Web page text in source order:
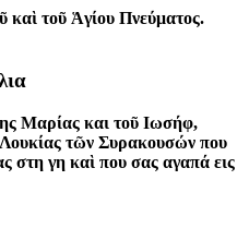
καὶ τοῦ Ἁγίου Πνεύματος.
Μαρίας και τοῦ Ιωσήφ,
Λουκίας τῶν Συρακουσών που
στη γη καὶ που σας αγαπά εις